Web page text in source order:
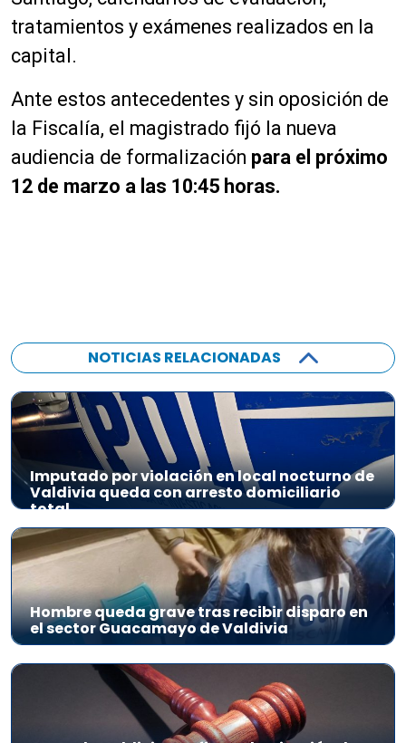
tratamientos y exámenes realizados en la
capital.
Ante estos antecedentes y sin oposición de
la Fiscalía, el magistrado fijó la nueva
audiencia de formalización para el próximo
12 de marzo a las 10:45 horas.
NOTICIAS RELACIONADAS
Imputado por violación en local nocturno de
Valdivia queda con arresto domiciliario
total
Hombre queda grave tras recibir disparo en
el sector Guacamayo de Valdivia